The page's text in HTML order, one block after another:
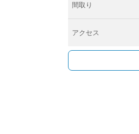
間取り
アクセス